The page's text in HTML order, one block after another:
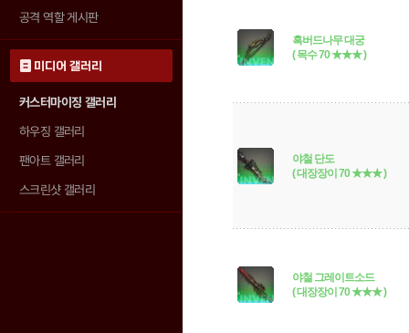
공격 역할 게시판
미디어 갤러리
커스터마이징 갤러리
하우징 갤러리
팬아트 갤러리
스크린샷 갤러리
흑버드나무 대궁
( 목수 70 ★★★ )
야철 단도
( 대장장이 70 ★★★ )
야철 그레이트소드
( 대장장이 70 ★★★ )